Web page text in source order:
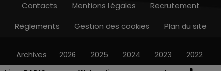
Contacts Mentions Légales
Recrutement
Règlements
Gestion des cookies Plan du site
Archives 2026 2025 2024 2023 2022